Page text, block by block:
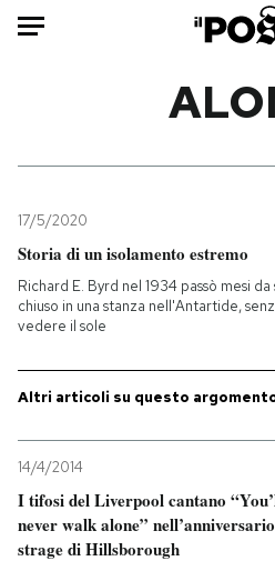
Mondo
Politica
Tecnologia
Internet
Sport
PODCAST
17/5/2020
Storia di un isolamento estremo
Richard E. Byrd nel 1934 passò mesi da
chiuso in una stanza nell'Antartide,
vedere il sole
Altri articoli su questo
14/4/2014
I tifosi del Liverpool cantano
never walk alone”
strage di Hillsborough